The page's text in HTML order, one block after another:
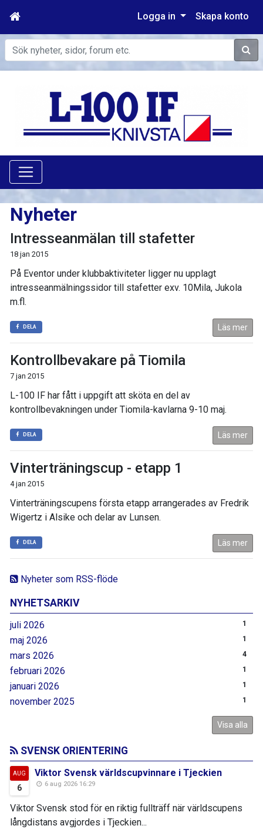
Logga in Skapa konto
Sök
Nyheter som RSS-flöde
NYHETSARKIV
juli 2026 1
maj 2026 1
mars 2026 4
februari 2026 1
januari 2026 1
november 2025 1
Visa alla
Nyheter
Intresseanmälan till stafetter
18 jan 2015
På Eventor under klubbaktiviteter ligger nu upplagt
intresseanmälningssidor till stafetter exv. 10Mila, Jukola
m.fl.
DELA Läs mer
Kontrollbevakare på Tiomila
7 jan 2015
L-100 IF har fått i uppgift att sköta en del av
kontrollbevakningen under Tiomila-kavlarna 9-10 maj.
DELA Läs mer
Vinterträningscup - etapp 1
4 jan 2015
Vinterträningscupens första etapp arrangerades av Fredrik
Wigertz i Alsike och delar av Lunsen.
DELA Läs mer
SVENSK ORIENTERING
AUG
6
Viktor Svensk världscupvinnare i Tjeckien
6 aug 2026 16:29
Viktor Svensk stod för en riktig fullträff när världscupens
långdistans avgjordes i Tjeckien...